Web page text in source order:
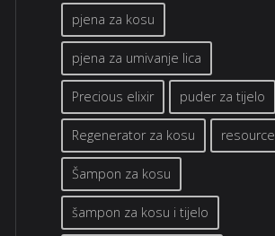
pjena za kosu
pjena za umivanje lica
Precious elixir puder za tijelo
Regenerator za kosu resource
Šampon za kosu
šampon za kosu i tijelo